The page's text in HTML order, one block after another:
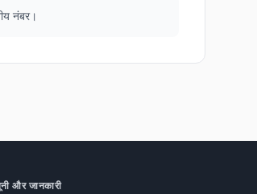
नंबर।
और जानकारी